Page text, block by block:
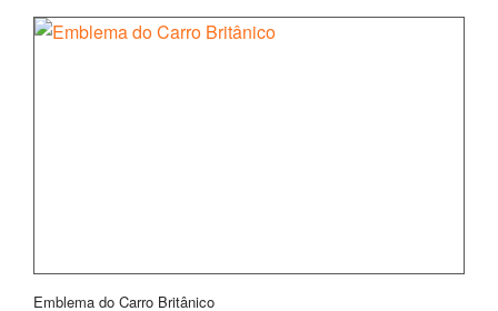
Emblema do Carro Britânico